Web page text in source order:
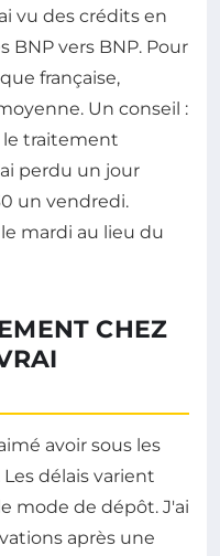
vu des crédits en
BNP vers BNP. Pour
française,
Un conseil :
le traitement
perdu un jour
un vendredi.
mardi au lieu du
CHEZ
avoir sous les
délais varient
mode de dépôt. J'ai
après une